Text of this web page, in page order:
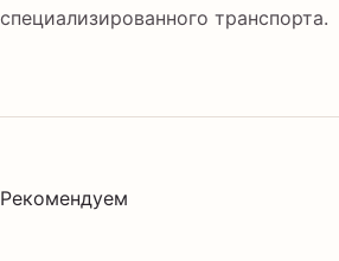
специализированного транспорта.
Рекомендуем